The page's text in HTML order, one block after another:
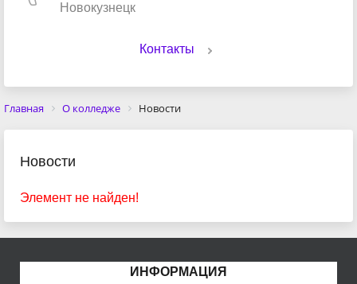
Новокузнецк
Контакты
Главная О колледже Новости
Новости
Элемент не найден!
ИНФОРМАЦИЯ